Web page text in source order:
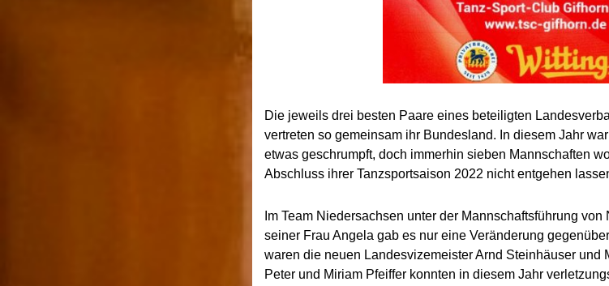
Die jeweils drei besten Paare eines beteiligten
vertreten so gemeinsam ihr Bundesland. In diesem Jahr
etwas geschrumpft, doch immerhin sieben Mannschaften
Abschluss ihrer Tanzsportsaison 2022 nicht entgehen
Im Team Niedersachsen unter der Mannschaftsführung
seiner Frau Angela gab es nur eine Veränderung
waren die neuen Landesvizemeister Arnd Steinhäuser und
Peter und Miriam Pfeiffer konnten in diesem Jahr